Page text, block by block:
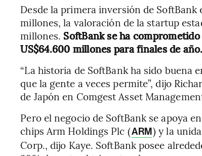
Desde la primera inversión de SoftBank
millones, la valoración de la startup
millones. SoftBank se ha
US$64.600 millones para finales de año.
“La historia de SoftBank ha sido buena
que la gente a veces permite”, dijo
de Japón en Comgest Asset
Pero el negocio de SoftBank se apoya
chips Arm Holdings Plc (ARM) y la
Corp., dijo Kaye. SoftBank posee